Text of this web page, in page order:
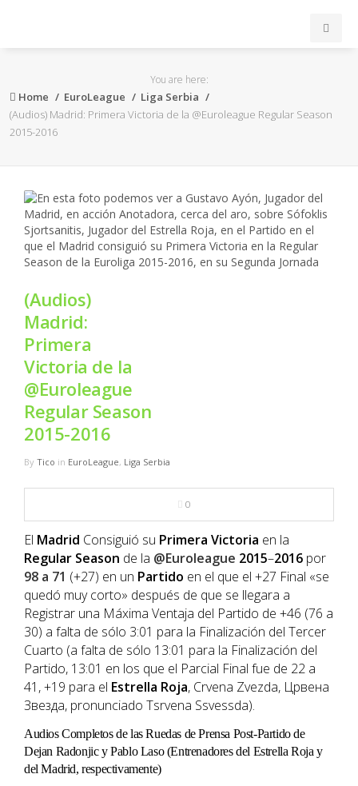
ACB
FEB
FIBA
FORMACIÓN
NBA
MULTIMEDIA
You are here:
Home EuroLeague
Liga Serbia
(Audios) Madrid: Primera Victoria de la @Euroleague Regular Season
2015-2016
(Audios)
Madrid:
Primera
Victoria de la
@Euroleague
Regular Season
2015-2016
By Tico in EuroLeague, Liga Serbia
0
El Madrid Consiguió su Primera Victoria en la
Regular Season de la @Euroleague 2015–2016 por
98 a 71 (+27) en un Partido en el que el +27 Final «se
quedó muy corto» después de que se llegara a
Registrar una Máxima Ventaja del Partido de +46 (76 a
30) a falta de sólo 3:01 para la Finalización del Tercer
Cuarto (a falta de sólo 13:01 para la Finalización del
Partido, 13:01 en los que el Parcial Final fue de 22 a
41, +19 para el Estrella Roja, Crvena Zvezda, Црвена
Звезда, pronunciado Tsrvena Ssvessda).
Audios Completos de las Ruedas de Prensa Post-Partido de
Dejan Radonjic y Pablo Laso (Entrenadores del Estrella Roja y
del Madrid, respectivamente)